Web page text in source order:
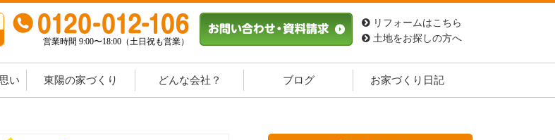
営業時間 9:00〜18:00（土日祝も営業）
リフォームはこちら
土地をお探しの方へ
い 東陽の家づくり どんな会社？ ブログ お家づくり日記